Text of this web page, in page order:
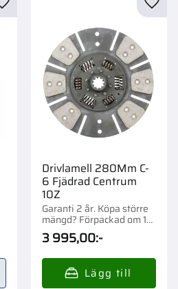
Lägg till i favoriter
Drivlamell 280Mm C-
6 Fjädrad Centrum
10Z
Garanti 2 år. Köpa större
mängd? Förpackad om 1
st.
3 995,00:-